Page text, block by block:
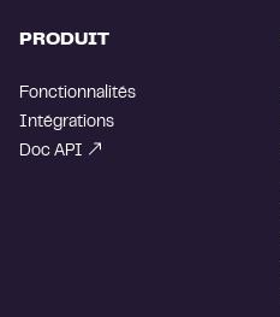
PRODUIT
Fonctionnalités
Intégrations
Doc API